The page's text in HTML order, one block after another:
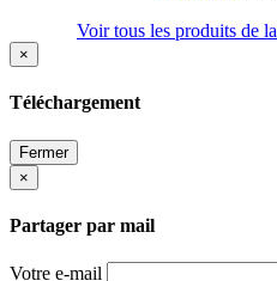
Voir tous les produits de
×
Téléchargement
Fermer
×
Partager par mail
Votre e-mail